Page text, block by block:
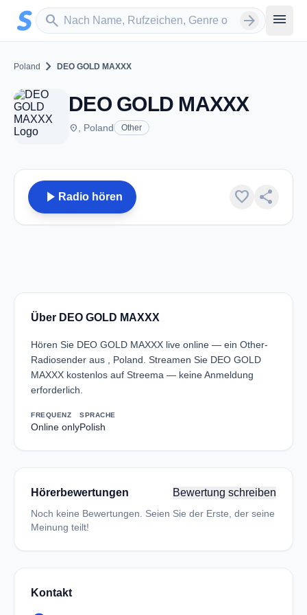
Zum Hauptinhalt springen
search
Sender suchen arrow_forward menu
Poland chevron_right DEO GOLD MAXXX
DEO GOLD MAXXX
place , Poland Other
play_arrow Radio hören favorite share
Über DEO GOLD MAXXX
Hören Sie DEO GOLD MAXXX live online — ein Other-
Radiosender aus , Poland. Streamen Sie DEO GOLD
MAXXX kostenlos auf Streema — keine Anmeldung
erforderlich.
FREQUENZ
Online only
SPRACHE
Polish
Hörerbewertungen Bewertung schreiben
Noch keine Bewertungen. Seien Sie der Erste, der seine
Meinung teilt!
Kontakt